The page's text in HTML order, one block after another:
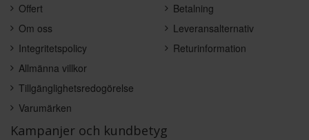
Offert
Om oss
Integritetspolicy
Allmänna villkor
Tillgänglighetsredogörelse
Varumärken
Betalning
Leveransalternativ
Returinformation
Kampanjer och kundbetyg